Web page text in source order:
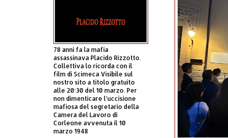
78 anni fa la mafia
assassinava Placido Rizzotto.
Collettiva lo ricorda con il
film di Scimeca Visibile sul
nostro sito a titolo gratuito
alle 20:30 del 10 marzo. Per
non dimenticare l’uccisione
mafiosa del segretario della
Camera del Lavoro di
Corleone avvenuta il 10
marzo 1948